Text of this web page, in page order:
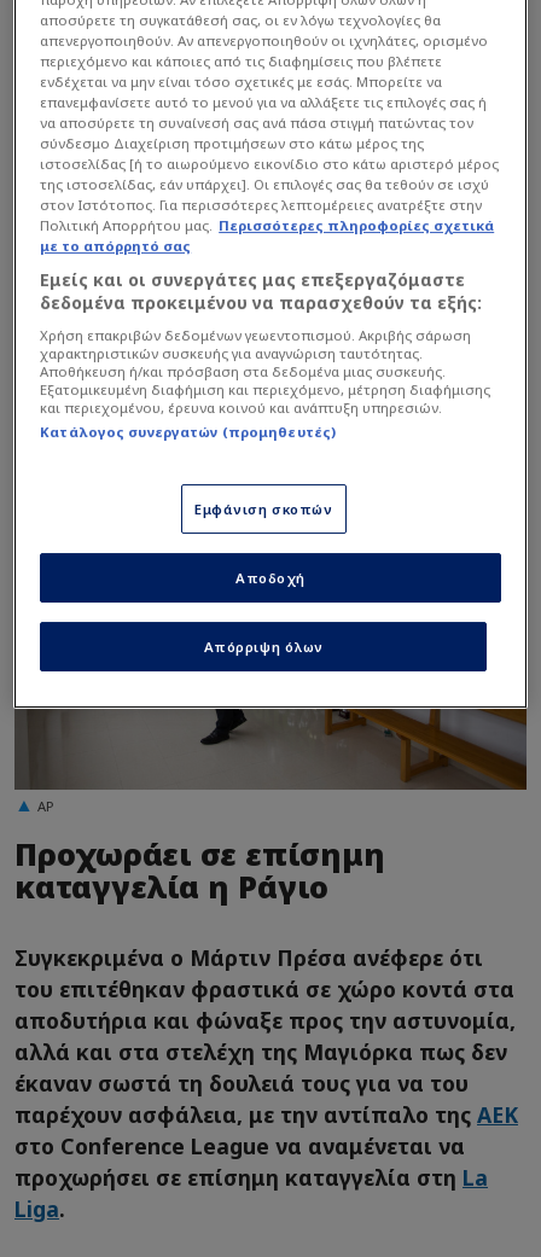
AP
Προχωράει σε επίσημη
καταγγελία η Ράγιο
Συγκεκριμένα ο Μάρτιν Πρέσα ανέφερε ότι
του επιτέθηκαν φραστικά σε χώρο κοντά στα
αποδυτήρια και φώναξε προς την αστυνομία,
αλλά και στα στελέχη της Μαγιόρκα πως δεν
έκαναν σωστά τη δουλειά τους για να του
παρέχουν ασφάλεια, με την αντίπαλο της ΑΕΚ
στο Conference League να αναμένεται να
προχωρήσει σε επίσημη καταγγελία στη La
Liga.
αποσύρετε τη συγκατάθεσή σας, οι εν λόγω τεχνολογίες θα
απενεργοποιηθούν. Αν απενεργοποιηθούν οι ιχνηλάτες, ορισμένο
περιεχόμενο και κάποιες από τις διαφημίσεις που βλέπετε
ενδέχεται να μην είναι τόσο σχετικές με εσάς. Μπορείτε να
επανεμφανίσετε αυτό το μενού για να αλλάξετε τις επιλογές σας ή
να αποσύρετε τη συναίνεσή σας ανά πάσα στιγμή πατώντας τον
σύνδεσμο Διαχείριση προτιμήσεων στο κάτω μέρος της
ιστοσελίδας [ή το αιωρούμενο εικονίδιο στο κάτω αριστερό μέρος
της ιστοσελίδας, εάν υπάρχει]. Οι επιλογές σας θα τεθούν σε ισχύ
στον Ιστότοπος. Για περισσότερες λεπτομέρειες ανατρέξτε στην
Πολιτική Απορρήτου μας. Περισσότερες πληροφορίες σχετικά
με το απόρρητό σας
Εμείς και οι συνεργάτες μας επεξεργαζόμαστε
δεδομένα προκειμένου να παρασχεθούν τα εξής:
Χρήση επακριβών δεδομένων γεωεντοπισμού. Ακριβής σάρωση
χαρακτηριστικών συσκευής για αναγνώριση ταυτότητας.
Αποθήκευση ή/και πρόσβαση στα δεδομένα μιας συσκευής.
Εξατομικευμένη διαφήμιση και περιεχόμενο, μέτρηση διαφήμισης
και περιεχομένου, έρευνα κοινού και ανάπτυξη υπηρεσιών.
Κατάλογος συνεργατών (προμηθευτές)
Εμφάνιση σκοπών
Απόρριψη όλων
Αποδοχή